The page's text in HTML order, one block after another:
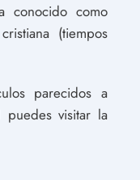
conocido como
(tiempos
parecidos a
puedes visitar la